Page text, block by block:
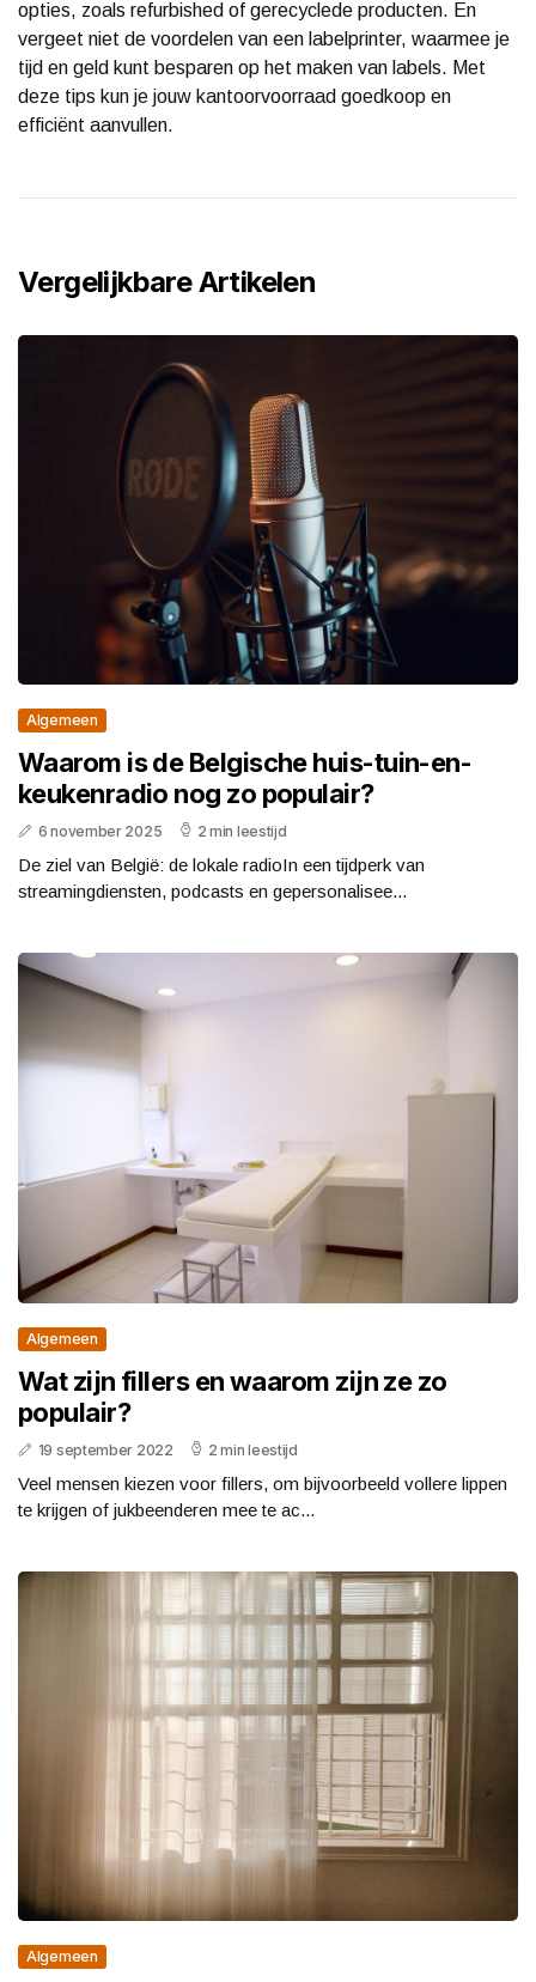
opties, zoals refurbished of gerecyclede producten. En
vergeet niet de voordelen van een labelprinter, waarmee je
tijd en geld kunt besparen op het maken van labels. Met
deze tips kun je jouw kantoorvoorraad goedkoop en
efficiënt aanvullen.
Vergelijkbare Artikelen
Algemeen
Waarom is de Belgische huis-tuin-en-
keukenradio nog zo populair?
6 november 2025 2 min leestijd
De ziel van België: de lokale radioIn een tijdperk van
streamingdiensten, podcasts en gepersonalisee...
Algemeen
Wat zijn fillers en waarom zijn ze zo
populair?
19 september 2022 2 min leestijd
Veel mensen kiezen voor fillers, om bijvoorbeeld vollere lippen
te krijgen of jukbeenderen mee te ac...
Algemeen